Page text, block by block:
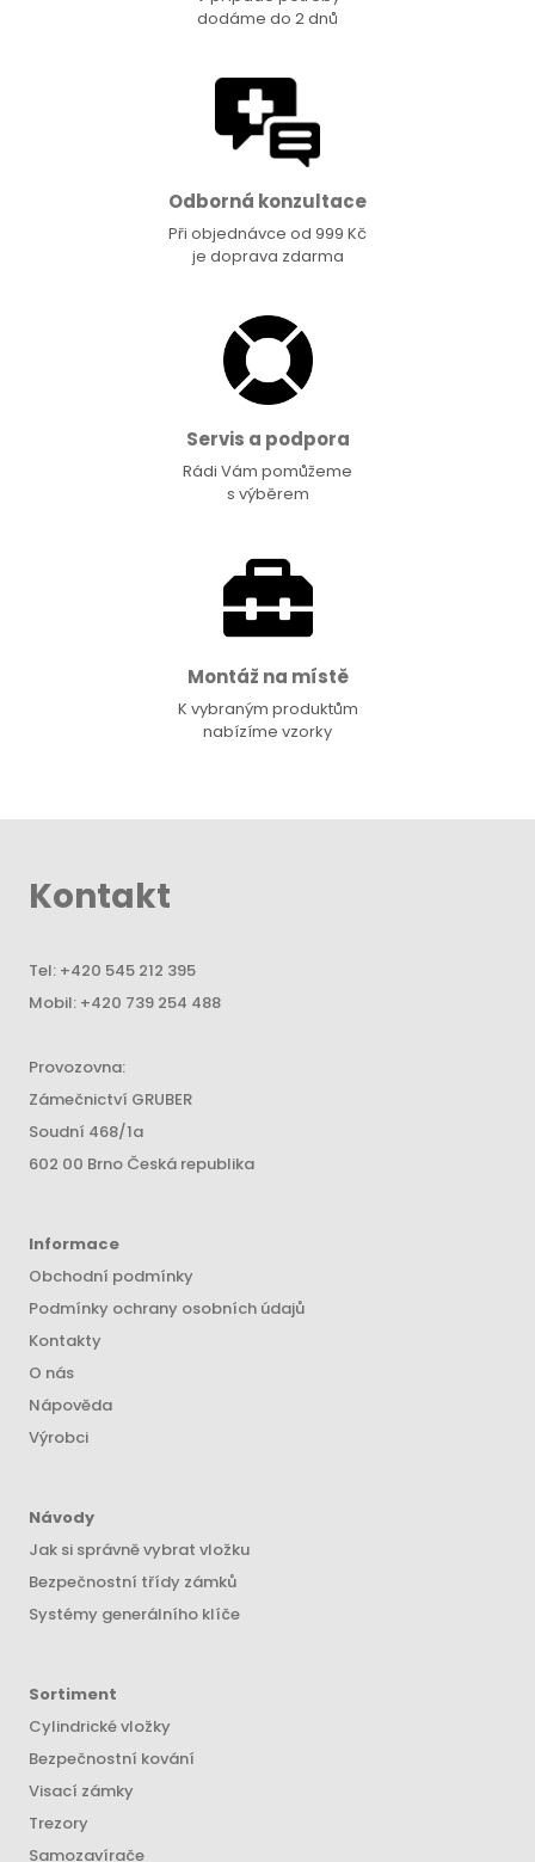
dodáme do 2 dnů
Odborná konzultace
Při objednávce od 999 Kč
je doprava zdarma
Servis a podpora
Rádi Vám pomůžeme
s výběrem
Montáž na místě
K vybraným produktům
nabízíme vzorky
Kontakt
Tel: +420 545 212 395
Mobil: +420 739 254 488
Provozovna:
Zámečnictví GRUBER
Soudní 468/1a
602 00 Brno Česká republika
Informace
Obchodní podmínky
Podmínky ochrany osobních údajů
Kontakty
O nás
Nápověda
Výrobci
Návody
Jak si správně vybrat vložku
Bezpečnostní třídy zámků
Systémy generálního klíče
Sortiment
Cylindrické vložky
Bezpečnostní kování
Visací zámky
Trezory
Samozavírače